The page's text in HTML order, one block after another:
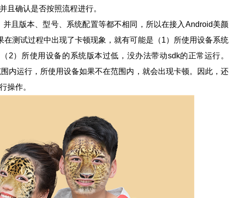
且确认是否按照流程进行。
且版本、型号、系统配置等都不相同，所以在接入Android美颜
测试过程中出现了卡顿现象，就有可能是（1）所使用设备系统
2）所使用设备的系统版本过低，没办法带动sdk的正常运行。
内运行，所使用设备如果不在范围内，就会出现卡顿。因此，还
操作。